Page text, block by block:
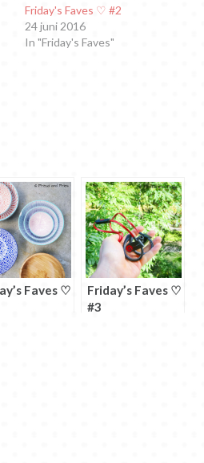
een
nieuw
venster
geopend)
in
een
nieuw
venster
geopend)
Friday's Faves ♡ #2
24 juni 2016
In "Friday's Faves"
Faves ♡
Friday’s Faves ♡
#3